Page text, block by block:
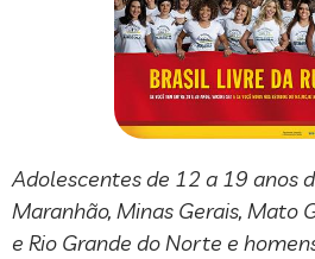
Adolescentes de 12 a 19 anos
Maranhão, Minas Gerais, Mato
e Rio Grande do Norte e